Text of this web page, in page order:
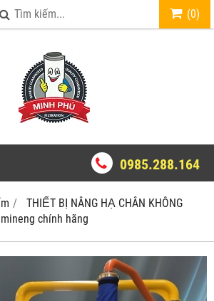
(0)
0985.288.164
THIẾT BỊ NÂNG HẠ CHÂN KHÔNG
chính hãng